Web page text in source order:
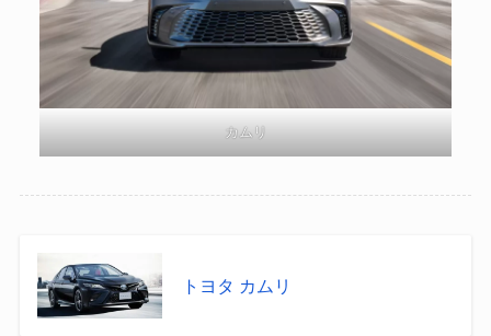
カムリ
トヨタ カムリ